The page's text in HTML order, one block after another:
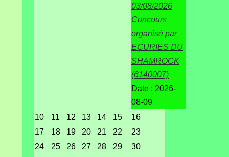
03/08/2026
Concours
organisé par
ECURIES DU
SHAMROCK
(6140007)
Date : 2026-
08-09
10
11 12 13 14 15
16
17
18 19 20 21 22
23
24
25 26 27 28 29
30